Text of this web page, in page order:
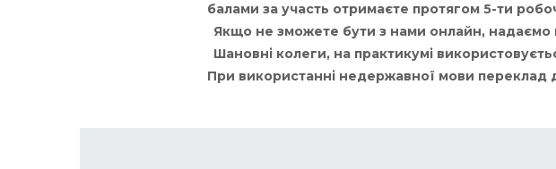
балами за участь отримаєте протягом 5-ти
Якщо не зможете бути з нами онлайн, надаємо
Шановні колеги, на практикумі
При використанні недержавної мови переклад